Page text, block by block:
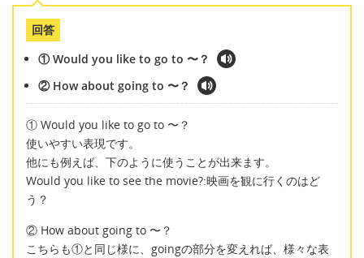
回答
① Would you like to go to 〜？
② How about going to 〜？
① Would you like to go to 〜？
使いやすい表現です。
他にも例えば、下のように使うことが出来ます。
Would you like to see the movie?:映画を観に行くのはど
う？
② How about going to 〜？
こちらも①と同じ様に、goingの部分を変えれば、様々な表